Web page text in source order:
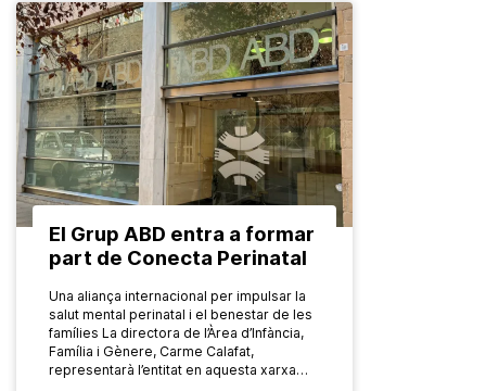
El Grup ABD entra a formar
part de Conecta Perinatal
Una aliança internacional per impulsar la
salut mental perinatal i el benestar de les
famílies La directora de l’Àrea d’Infància,
Família i Gènere, Carme Calafat,
representarà l’entitat en aquesta xarxa…